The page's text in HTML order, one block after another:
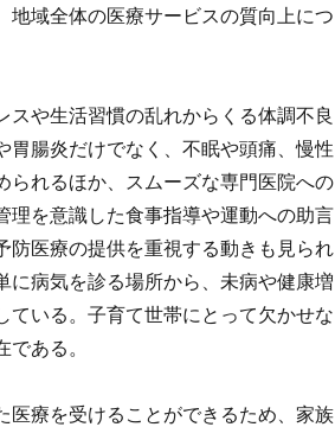
地域全体の医療サービスの質向上につ
や生活習慣の乱れからくる体調不良
腸炎だけでなく、不眠や頭痛、慢性
れるほか、スムーズな専門医院への
を意識した食事指導や運動への助言
防医療の提供を重視する動きも見られ
に病気を診る場所から、未病や健康増
いる。子育て世帯にとって欠かせな
ある。
医療を受けることができるため、家族